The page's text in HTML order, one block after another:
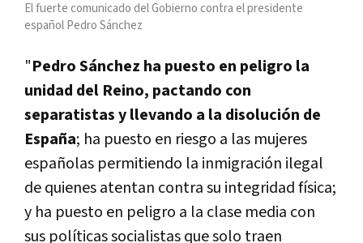
El fuerte comunicado del Gobierno contra el presidente
español Pedro Sánchez
"Pedro Sánchez ha puesto en peligro la
unidad del Reino, pactando con
separatistas y llevando a la disolución de
España; ha puesto en riesgo a las mujeres
españolas permitiendo la inmigración ilegal
de quienes atentan contra su integridad física;
y ha puesto en peligro a la clase media con
sus políticas socialistas que solo traen